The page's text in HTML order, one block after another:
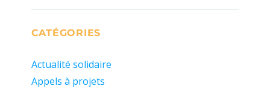
CATÉGORIES
Actualité solidaire
Appels à projets